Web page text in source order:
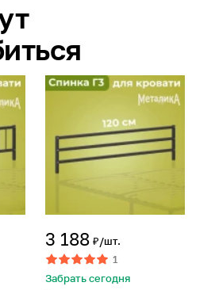
3 188 ₽/шт.
1
Забрать сегодня